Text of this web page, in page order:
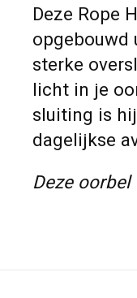
Deze Rope
opgebouwd
sterke
licht in je
sluiting is
dagelijkse
Deze